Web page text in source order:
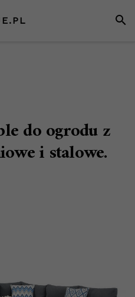
do ogrodu z
i stalowe.